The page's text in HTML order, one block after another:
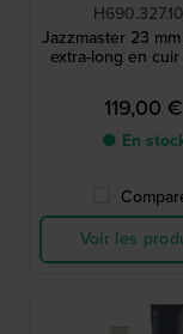
Jazzmaster 23
extra-long en
119,00 €
● En
Voir les